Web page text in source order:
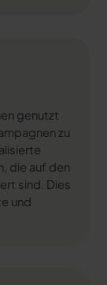
genutzt
zu
die auf den
sind. Dies
und